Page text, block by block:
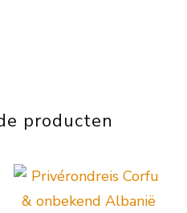
producten